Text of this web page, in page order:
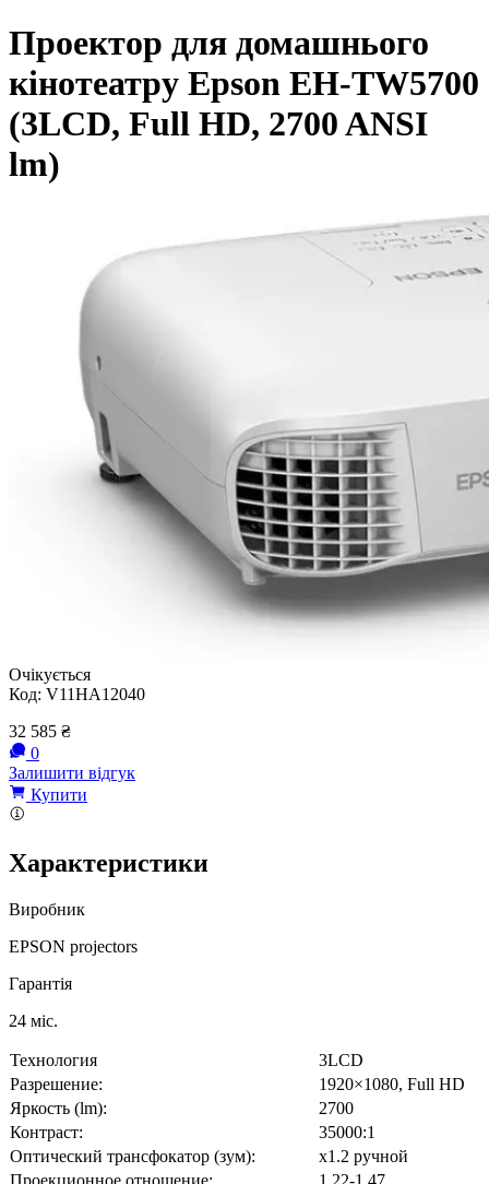
Проектор для домашнього
кінотеатру Epson EH-TW5700
(3LCD, Full HD, 2700 ANSI
lm)
Очікується
Код: V11HA12040
32 585 ₴
0
Залишити відгук
Купити
Характеристики
Виробник
EPSON projectors
Гарантія
24 міс.
Технология
3LCD
Разрешение:
1920×1080, Full HD
Яркость (lm):
2700
Контраст:
35000:1
Оптический трансфокатор (зум):
x1.2 ручной
Проекционное отношение:
1.22-1.47